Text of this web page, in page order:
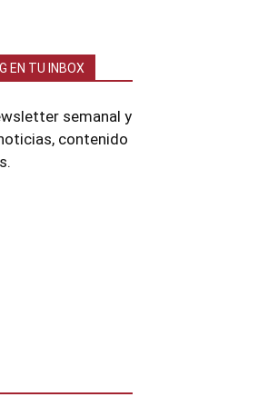
EN TU INBOX
semanal y
contenido